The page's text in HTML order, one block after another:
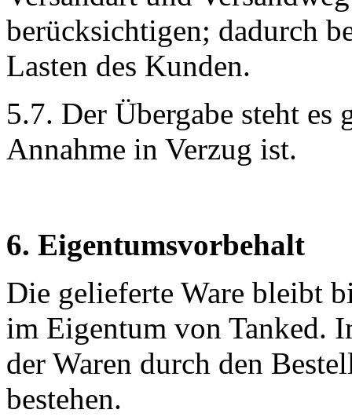
berücksichtigen; dadurch
Lasten des Kunden.
5.7. Der Übergabe steht
Annahme in Verzug ist.
6. Eigentumsvorbehalt
Die gelieferte Ware bleibt
im Eigentum von Tanked.
der Waren durch den
bestehen.